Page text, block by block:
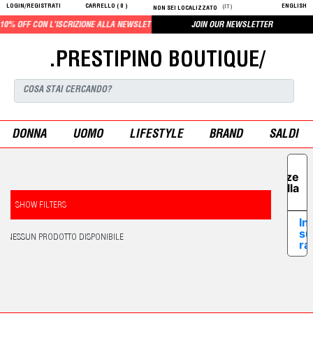
LOGIN/REGISTRATI CARRELLO ( 0 ) NON SEI LOCALIZZATO (IT) ENGLISH
OFF CON L'ISCRIZIONE ALLA NEWSLETTER JOIN OUR NEWSLETTER
.PRESTIPINO BOUTIQUE/
DONNA UOMO LIFESTYLE BRAND SALDI
SHOW FILTERS
NESSUN PRODOTTO DISPONIBILE
preferenze
relative alla